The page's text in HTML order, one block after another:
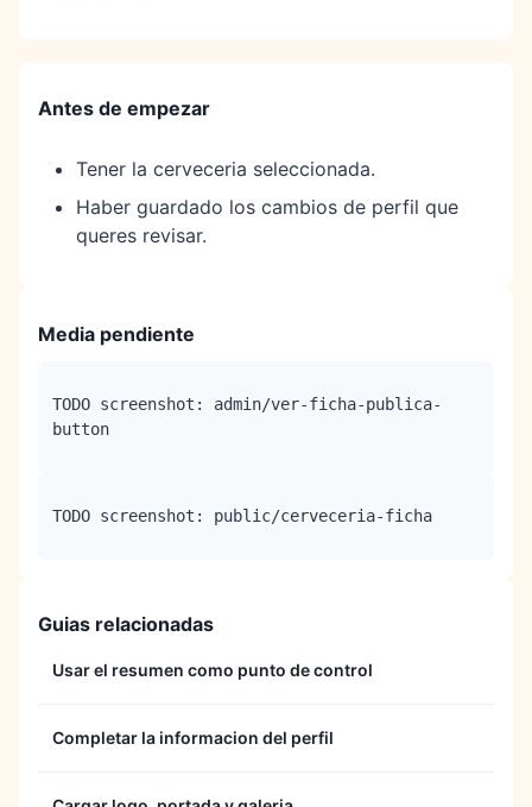
Antes de empezar
Tener la cerveceria seleccionada.
Haber guardado los cambios de perfil que
queres revisar.
Media pendiente
TODO screenshot: admin/ver-ficha-publica-
button
TODO screenshot: public/cerveceria-ficha
Guias relacionadas
Usar el resumen como punto de control
Completar la informacion del perfil